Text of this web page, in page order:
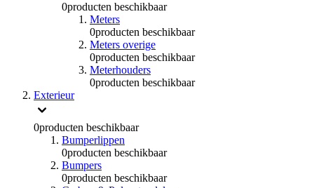
0producten beschikbaar
Meters
0producten beschikbaar
Meters overige
0producten beschikbaar
Meterhouders
0producten beschikbaar
Exterieur
0producten beschikbaar
Bumperlippen
0producten beschikbaar
Bumpers
0producten beschikbaar